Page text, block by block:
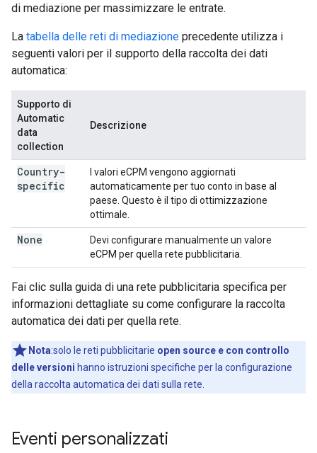
di mediazione per massimizzare le entrate.
La tabella delle reti di mediazione precedente utilizza i
seguenti valori per il supporto della raccolta dei dati
automatica:
Supporto di
Automatic
data
collection
Descrizione
Country-
specific
I valori eCPM vengono aggiornati
automaticamente per tuo conto in base al
paese. Questo è il tipo di ottimizzazione
ottimale.
None
Devi configurare manualmente un valore
eCPM per quella rete pubblicitaria.
Fai clic sulla guida di una rete pubblicitaria specifica per
informazioni dettagliate su come configurare la raccolta
automatica dei dati per quella rete.
Nota:solo le reti pubblicitarie open source e con controllo
delle versioni hanno istruzioni specifiche per la configurazione
della raccolta automatica dei dati sulla rete.
Eventi personalizzati